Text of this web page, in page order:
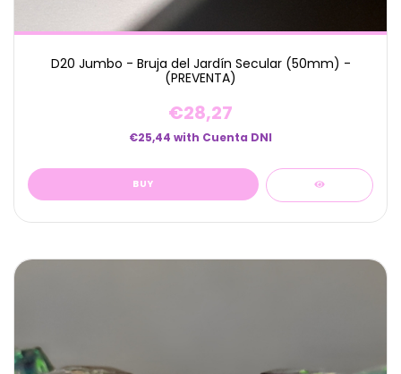
D20 Jumbo - Bruja del Jardín Secular (50mm) -
(PREVENTA)
€28,27
€25,44 with Cuenta DNI